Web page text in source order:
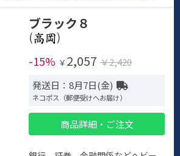
ブラック８
(
)
-15% ￥ 2,057 ￥2,420
発送日：8月7日(金)
ネコポス（郵便受けへお届け）
商品詳細・ご注文